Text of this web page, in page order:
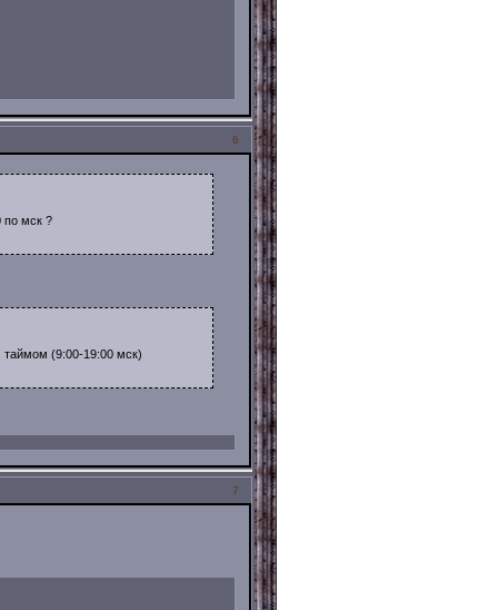
6
по мск ?
таймом (9:00-19:00 мск)
7